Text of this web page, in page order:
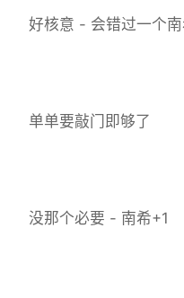
好核意 - 会错过一个
单单要敲门即够了
没那个必要 - 南希+1